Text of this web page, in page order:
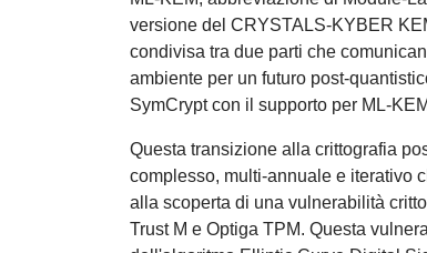
versione del CRYSTALS-KYBER
condivisa tra due parti che
ambiente per un futuro post-
SymCrypt con il supporto per ML-
Questa transizione alla crittografia
complesso, multi-annuale e iterativo
alla scoperta di una vulnerabilità
Trust M e Optiga TPM. Questa